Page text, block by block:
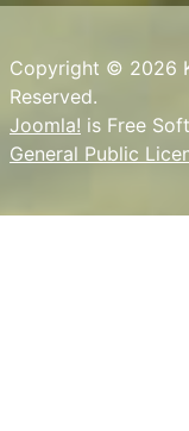
Copyright © 2026
Reserved.
Joomla! is Free
General Public